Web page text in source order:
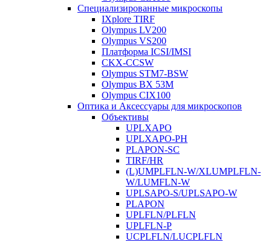
Специализированные микроскопы
IXplore TIRF
Olympus LV200
Olympus VS200
Платформа ICSI/IMSI
CKX-CCSW
Olympus STM7-BSW
Olympus BX 53M
Olympus CIX100
Оптика и Аксессуары для микроскопов
Объективы
UPLXAPO
UPLXAPO-PH
PLAPON-SC
TIRF/HR
(L)UMPLFLN-W/XLUMPLFLN-
W/LUMFLN-W
UPLSAPO-S/UPLSAPO-W
PLAPON
UPLFLN/PLFLN
UPLFLN-P
UCPLFLN/LUCPLFLN